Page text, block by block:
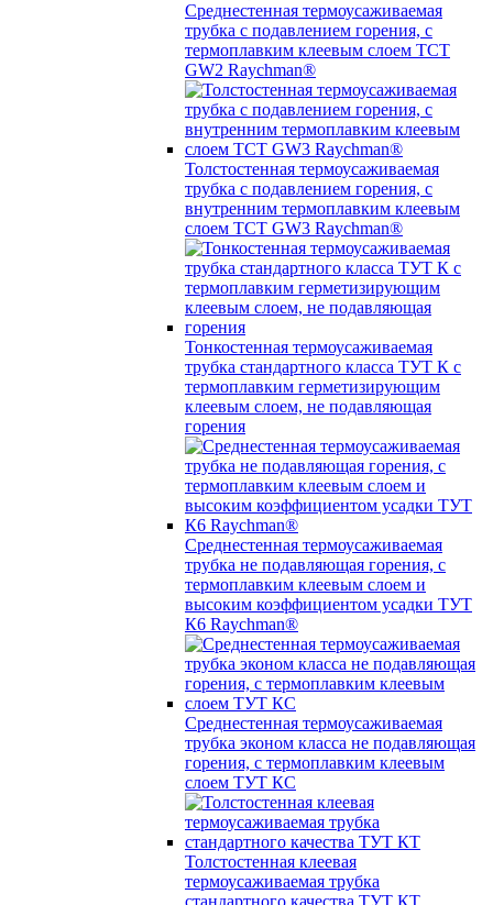
Среднестенная термоусаживаемая
трубка c подавлением горения, с
термоплавким клеевым слоем TCT
GW2 Raychman®
Толстостенная термоусаживаемая
трубка c подавлением горения, с
внутренним термоплавким клеевым
слоем TCT GW3 Raychman®
Тонкостенная термоусаживаемая
трубка стандартного класса ТУТ К с
термоплавким герметизирующим
клеевым слоем, не подавляющая
горения
Среднестенная термоусаживаемая
трубка не подавляющая горения, с
термоплавким клеевым слоем и
высоким коэффициентом усадки ТУТ
К6 Raychman®
Среднестенная термоусаживаемая
трубка эконом класса не подавляющая
горения, с термоплавким клеевым
слоем ТУТ КС
Толстостенная клеевая
термоусаживаемая трубка
стандартного качества ТУТ КТ